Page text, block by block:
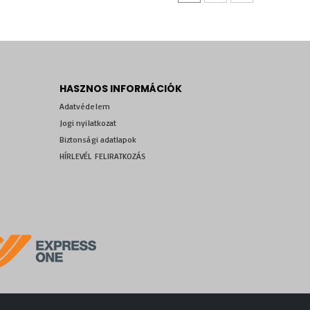
HASZNOS INFORMÁCIÓK
Adatvédelem
Jogi nyilatkozat
Biztonsági adatlapok
HÍRLEVÉL FELIRATKOZÁS